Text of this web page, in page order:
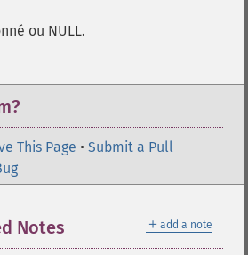
ou NULL.
This Page • Submit a Pull
＋ add a note
Notes